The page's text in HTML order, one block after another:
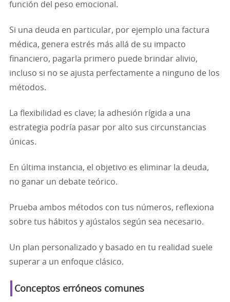
función del peso emocional.
Si una deuda en particular, por ejemplo una factura
médica, genera estrés más allá de su impacto
financiero, pagarla primero puede brindar alivio,
incluso si no se ajusta perfectamente a ninguno de los
métodos.
La flexibilidad es clave; la adhesión rígida a una
estrategia podría pasar por alto sus circunstancias
únicas.
En última instancia, el objetivo es eliminar la deuda,
no ganar un debate teórico.
Prueba ambos métodos con tus números, reflexiona
sobre tus hábitos y ajústalos según sea necesario.
Un plan personalizado y basado en tu realidad suele
superar a un enfoque clásico.
Conceptos erróneos comunes